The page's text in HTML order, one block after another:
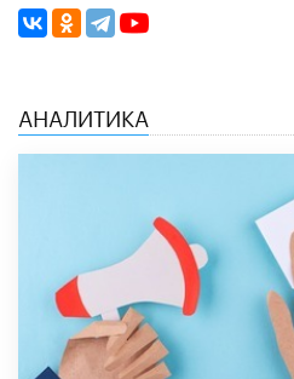
АНАЛИТИКА